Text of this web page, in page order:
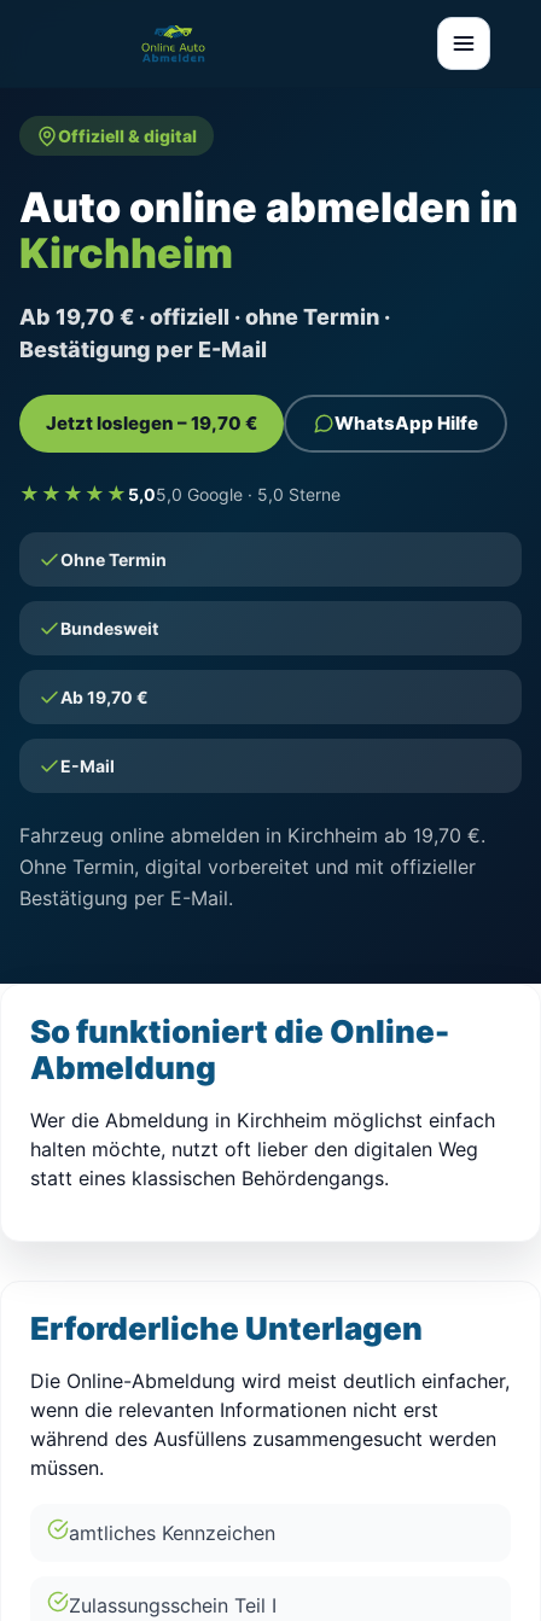
Offiziell & digital
Auto online abmelden in
Kirchheim
Ab 19,70 € · offiziell · ohne Termin ·
Bestätigung per E-Mail
Jetzt loslegen – 19,70 € WhatsApp Hilfe
★★★★★ 5,05,0 Google · 5,0 Sterne
Ohne Termin
Bundesweit
Ab 19,70 €
E-Mail
Fahrzeug online abmelden in Kirchheim ab 19,70 €.
Ohne Termin, digital vorbereitet und mit offizieller
Bestätigung per E-Mail.
So funktioniert die Online-
Abmeldung
Wer die Abmeldung in Kirchheim möglichst einfach
halten möchte, nutzt oft lieber den digitalen Weg
statt eines klassischen Behördengangs.
Erforderliche Unterlagen
Die Online-Abmeldung wird meist deutlich einfacher,
wenn die relevanten Informationen nicht erst
während des Ausfüllens zusammengesucht werden
müssen.
amtliches Kennzeichen
Zulassungsschein Teil I